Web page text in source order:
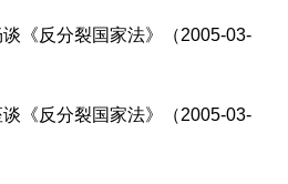
《反分裂国家法》（2005-03-
《反分裂国家法》（2005-03-